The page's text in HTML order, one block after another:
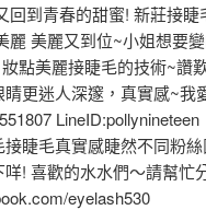
回到青春的甜蜜! 新莊接睫
麗 美麗又到位~小姐想要
點美麗接睫毛的技術~讚
更迷人深邃，真實感~我
LineID:pollynineteen
睫毛真實感睫然不同粉絲
! 喜歡的水水們～請幫忙
eyelash530